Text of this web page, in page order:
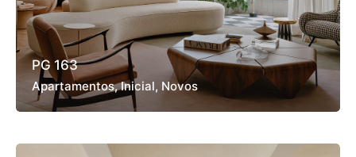
PG 163
Apartamentos Inicial Novos